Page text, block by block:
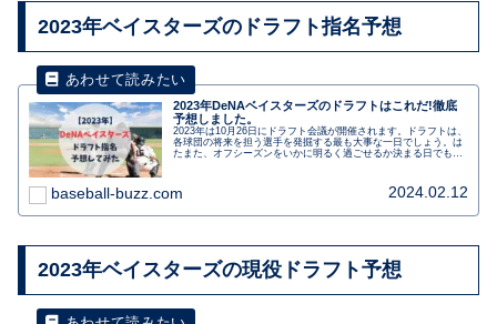
2023年ベイスターズのドラフト指名予想
2023年DeNAベイスターズのドラフトはこれだ!徹底
予想しました。
2023年は10月26日にドラフト会議が開催されます。ドラフトは、
各球団の将来を担う選手を発掘する最も大事な一日でしょう。は
たまた、オフシーズンをいかに明るく過ごせるか決まる日でもあ
baseball-buzz.com 2024.02.12
2023年ベイスターズの現役ドラフト予想